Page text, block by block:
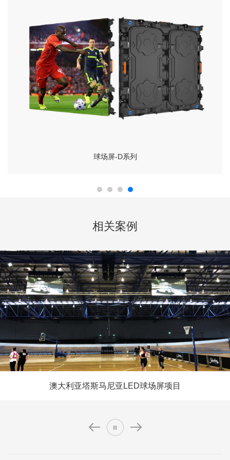
球场屏-D系列
相关案例
澳大利亚塔斯马尼亚LED球场屏项目